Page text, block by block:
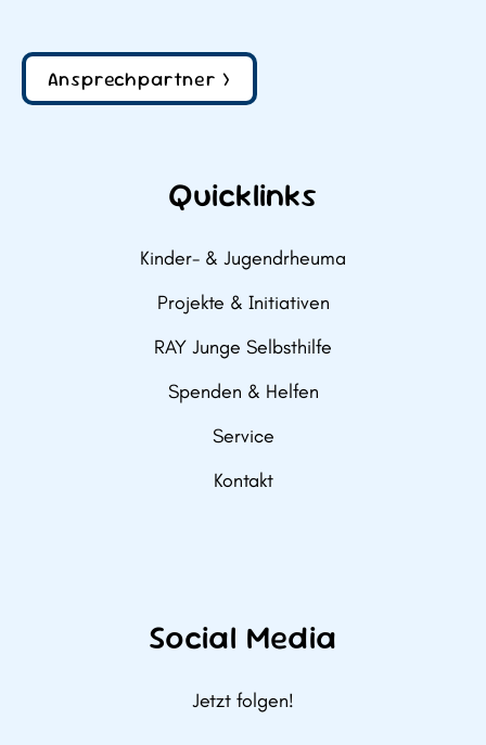
Quicklinks
Kinder- & Jugendrheuma
Projekte & Initiativen
RAY Junge Selbsthilfe
Spenden & Helfen
Service
Kontakt
Ansprechpartner >
Social Media
Jetzt folgen!